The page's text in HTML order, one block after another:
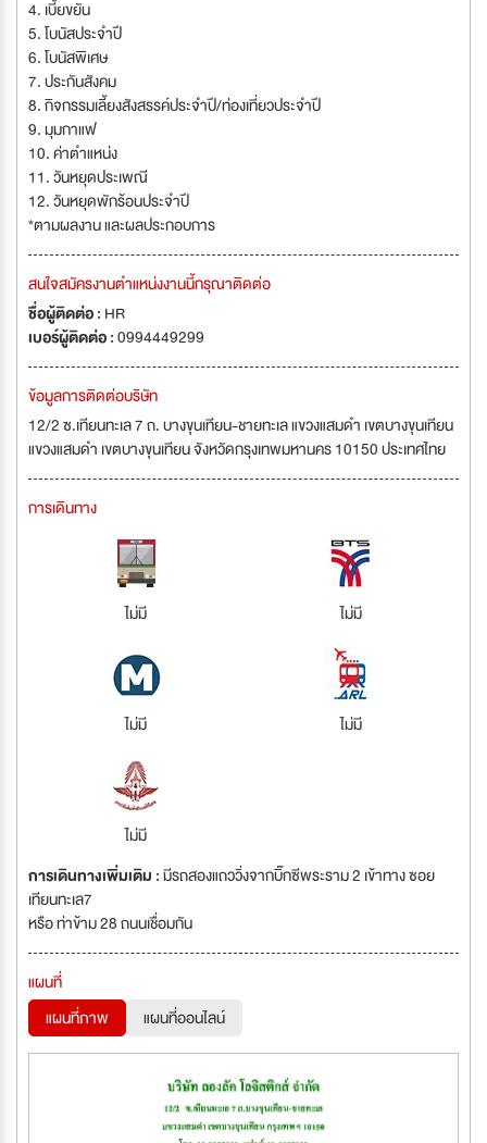
4. เบี้ยขยัน
5. โบนัสประจำปี
6. โบนัสพิเศษ
7. ประกันสังคม
8. กิจกรรมเลี้ยงสังสรรค์ประจำปี/ท่องเที่ยวประจำปี
9. มุมกาแฟ
10. ค่าตำแหน่ง
11. วันหยุดประเพณี
12. วันหยุดพักร้อนประจำปี
*ตามผลงาน และผลประกอบการ
สนใจสมัครงานตำแหน่งงานนี้กรุณาติดต่อ
ชื่อผู้ติดต่อ : HR
เบอร์ผู้ติดต่อ :0994449299
ข้อมูลการติดต่อบริษัท
12/2 ซ.เทียนทะเล 7 ถ. บางขุนเทียน-ชายทะเล แขวงแสมดำ เขตบางขุนเทียน
แขวงแสมดำ เขตบางขุนเทียน จังหวัดกรุงเทพมหานคร 10150 ประเทศไทย
การเดินทาง
ไม่มี ไม่มี
ไม่มี ไม่มี
ไม่มี
การเดินทางเพิ่มเติม :มีรถสองแถววิ่งจากบิ๊กซีพระราม 2 เข้าทาง ซอย
เทียนทะเล7
หรือ ท่าข้าม 28 ถนนเชื่อมกัน
แผนที่
แผนที่ภาพ
แผนที่ออนไลน์